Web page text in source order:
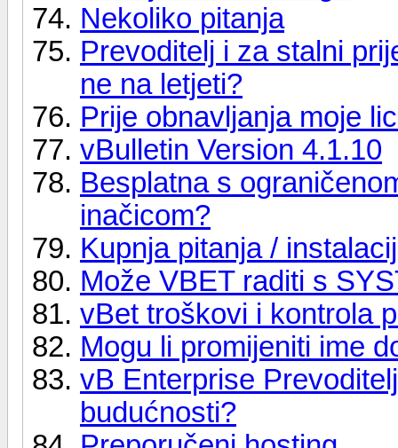
Nekoliko pitanja
Prevoditelj i za stalni
ne na letjeti?
Prije obnavljanja moje
vBulletin Version 4.1.10
Besplatna s
inačicom?
Kupnja pitanja /
Može VBET raditi s
vBet troškovi i kontrola
Mogu li promijeniti ime
vB Enterprise
budućnosti?